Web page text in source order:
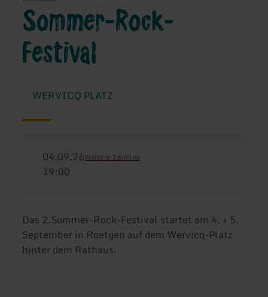
Sommer-Rock-
Festival
WERVICQ PLATZ
04.09.26Weitere Termine
19:00
Das 2.Sommer-Rock-Festival startet am 4. + 5.
September in Roetgen auf dem Wervicq-Platz
hinter dem Rathaus.